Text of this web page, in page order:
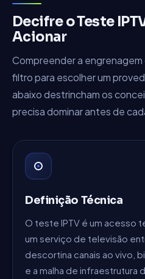
Decifre o Teste
Acionar
Compreender a
filtro para escolher um
abaixo destrincham os
precisa dominar antes de
Definição Técnica
O teste IPTV é um acesso
um serviço de televisão
descortina canais ao vivo,
e a malha de infraestrutura